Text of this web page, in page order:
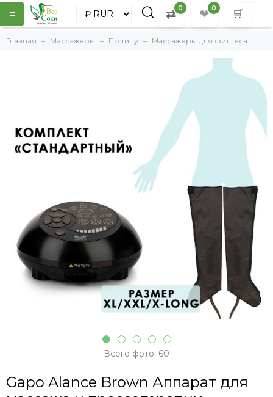
= ⇄ 0 ❤ 0 🛒
Главная Массажеры По типу Массажеры для фитнеса
Всего фото: 60
Gapo Alance Brown Аппарат для